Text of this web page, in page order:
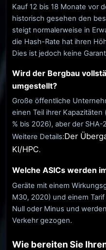
Kauf 12 bis 18 Monate vor
historisch gesehen den
steigt normalerweise in
die Hash-Rate hat ihren
Dies ist jedoch keine
Wird der Bergbau
umgestellt?
Große öffentliche
einen Teil ihrer
% bis 2026), aber der
Weitere Details:Der
KI/HPC.
Welche ASICs werden
Geräte mit einem
M30, 2020) und einem
Null oder Minus und
Verkehr gezogen.
Wie bereiten Sie